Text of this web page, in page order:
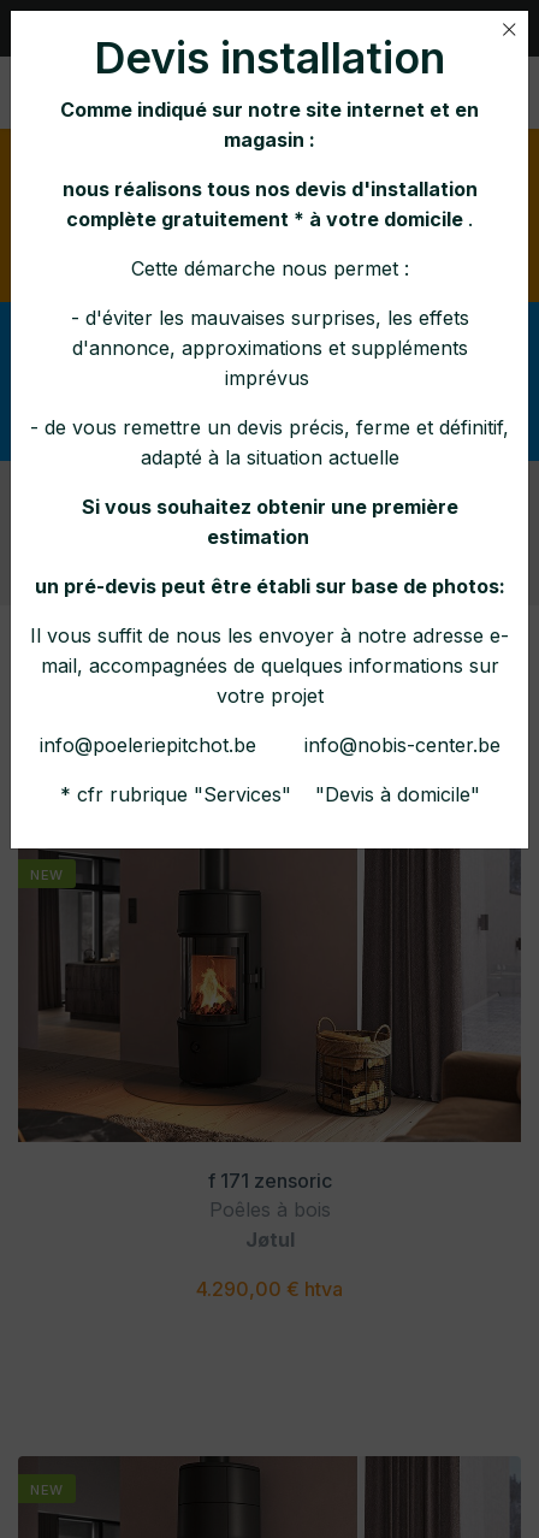
lundi mardi mercredi vendredi : 10h-
16h jeudi : 10h-12h 14h-16h samedi : 10h-15h
Pendant la canicule : fermé à 14h en semaine et le
Afin d'éviter tout malentendu lors de vos demandes,
pouvez-voussvp vérifier(dans la rubrique Services
: SAV, entretiens, pose)ce que nous réalisons (ou
pas) comme interventions et dans quelle zone.
Collections
Filtrer
NEW
f 171 zensoric
Poêles à bois
Jøtul
4.290,00 € htva
NEW
Devis installation
Comme indiqué sur notre site internet et en
magasin :
nous réalisons tous nos devis d'installation
complète gratuitement * à votre domicile .
Cette démarche nous permet :
- d'éviter les mauvaises surprises, les effets
d'annonce, approximations et suppléments
imprévus
- de vous remettre un devis précis, ferme et définitif,
adapté à la situation actuelle
Si vous souhaitez obtenir une première
estimation
un pré-devis peut être établi sur base de photos:
Il vous suffit de nous les envoyer à notre adresse e-
mail, accompagnées de quelques informations sur
votre projet
info@poeleriepitchot.be info@nobis-center.be
* cfr rubrique "Services" "Devis à domicile"